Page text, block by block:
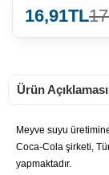
16,91TL
Ürün Açıklaması
Meyve suyu
Coca-Cola şirketi,
yapmaktadır.